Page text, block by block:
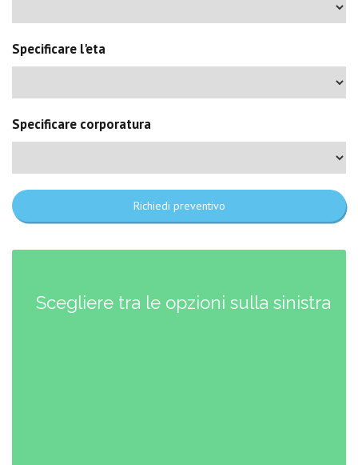
Specificare l'eta
Specificare corporatura
Richiedi preventivo
Scegliere tra le opzioni sulla sinistra